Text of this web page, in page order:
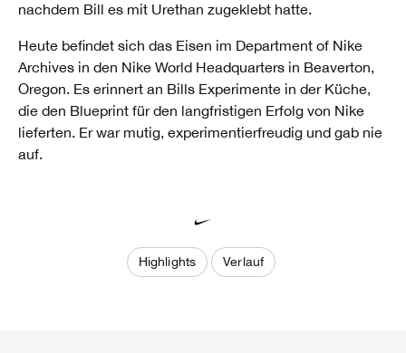
nachdem Bill es mit Urethan zugeklebt hatte.
Heute befindet sich das Eisen im Department of Nike
Archives in den Nike World Headquarters in Beaverton,
Oregon. Es erinnert an Bills Experimente in der Küche,
die den Blueprint für den langfristigen Erfolg von Nike
lieferten. Er war mutig, experimentierfreudig und gab nie
auf.
Highlights Verlauf